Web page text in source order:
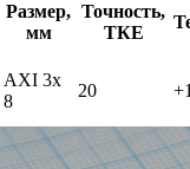
Размер,
мм
Точность,
ТКЕ
AXI 3x
8
20